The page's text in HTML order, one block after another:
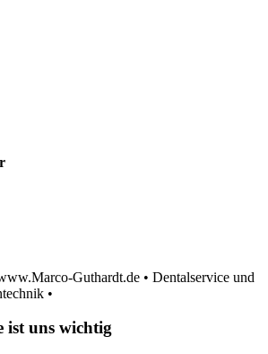
Guthardt.de • Dentalservice und
•
ist uns wichtig